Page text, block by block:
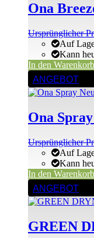
Ona
Ursprünglicher
Auf
Kann
In den Warenkorb
ANGEBOT
Ona
Ursprünglicher
Auf
Kann
In den Warenkorb
ANGEBOT
GREEN